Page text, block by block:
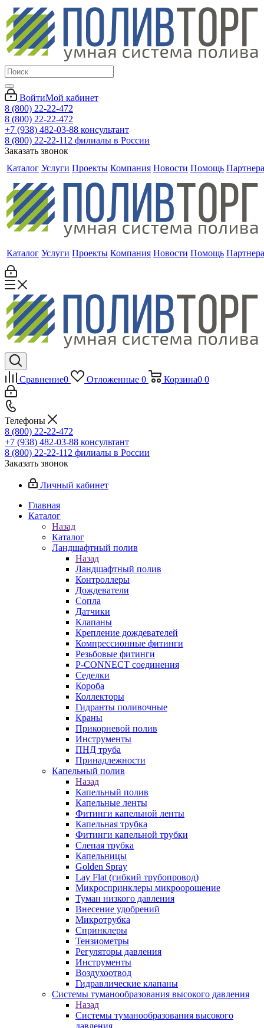
ВойтиМой кабинет
8 (800) 22-22-472
8 (800) 22-22-472
+7 (938) 482-03-88 консультант
8 (800) 22-22-112 филиалы в России
Заказать звонок
Каталог Услуги Проекты Компания Новости Помощь
Каталог Услуги Проекты Компания Новости Помощь
Сравнение0 Отложенные 0 Корзина0 0
Телефоны
8 (800) 22-22-472
+7 (938) 482-03-88 консультант
8 (800) 22-22-112 филиалы в России
Заказать звонок
Личный кабинет
Главная
Каталог
Назад
Каталог
Ландшафтный полив
Назад
Ландшафтный полив
Контроллеры
Дождеватели
Сопла
Датчики
Клапаны
Крепление дождевателей
Компрессионные фитинги
Резьбовые фитинги
P-CONNECT соединения
Седелки
Короба
Коллекторы
Гидранты поливочные
Краны
Прикорневой полив
Инструменты
ПНД труба
Принадлежности
Капельный полив
Назад
Капельный полив
Капельные ленты
Фитинги капельной ленты
Капельная трубка
Фитинги капельной трубки
Слепая трубка
Капельницы
Golden Spray
Lay Flat (гибкий трубопровод)
Микроспринклеры микроорошение
Туман низкого давления
Внесение удобрений
Микротрубка
Спринклеры
Тензиометры
Регуляторы давления
Инструменты
Воздухоотвод
Гидравлические клапаны
Системы туманообразования высокого давления
Назад
Системы туманообразования высокого
давления